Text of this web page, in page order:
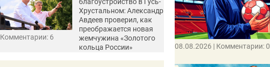
08.08.2026 | Комментарии: 0
Хрустальном: Александр
Авдеев проверил, как
преображается новая
жемчужина «Золотого
кольца России»
Комментарии: 6